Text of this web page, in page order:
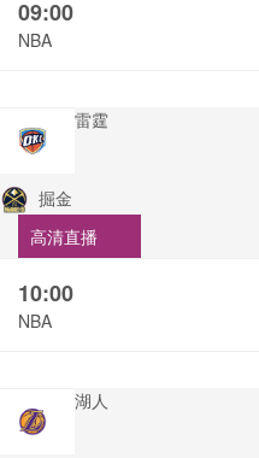
09:00
NBA
雷霆
掘金
高清直播
10:00
NBA
湖人